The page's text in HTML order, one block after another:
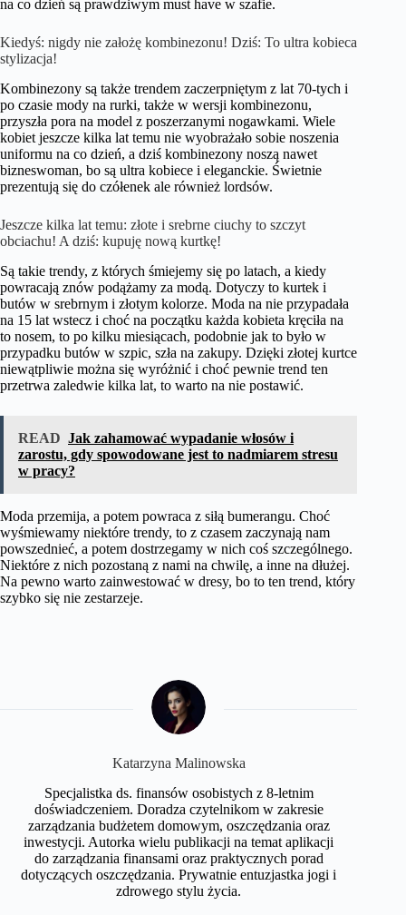
na co dzień są prawdziwym must have w szafie.
Kiedyś: nigdy nie założę kombinezonu! Dziś: To ultra kobieca
stylizacja!
Kombinezony są także trendem zaczerpniętym z lat 70-tych i
po czasie mody na rurki, także w wersji kombinezonu,
przyszła pora na model z poszerzanymi nogawkami. Wiele
kobiet jeszcze kilka lat temu nie wyobrażało sobie noszenia
uniformu na co dzień, a dziś kombinezony noszą nawet
bizneswoman, bo są ultra kobiece i eleganckie. Świetnie
prezentują się do czółenek ale również lordsów.
Jeszcze kilka lat temu: złote i srebrne ciuchy to szczyt
obciachu! A dziś: kupuję nową kurtkę!
Są takie trendy, z których śmiejemy się po latach, a kiedy
powracają znów podążamy za modą. Dotyczy to kurtek i
butów w srebrnym i złotym kolorze. Moda na nie przypadała
na 15 lat wstecz i choć na początku każda kobieta kręciła na
to nosem, to po kilku miesiącach, podobnie jak to było w
przypadku butów w szpic, szła na zakupy. Dzięki złotej kurtce
niewątpliwie można się wyróżnić i choć pewnie trend ten
przetrwa zaledwie kilka lat, to warto na nie postawić.
READ Jak zahamować wypadanie włosów i
zarostu, gdy spowodowane jest to nadmiarem stresu
w pracy?
Moda przemija, a potem powraca z siłą bumerangu. Choć
wyśmiewamy niektóre trendy, to z czasem zaczynają nam
powszednieć, a potem dostrzegamy w nich coś szczególnego.
Niektóre z nich pozostaną z nami na chwilę, a inne na dłużej.
Na pewno warto zainwestować w dresy, bo to ten trend, który
szybko się nie zestarzeje.
Katarzyna Malinowska
Specjalistka ds. finansów osobistych z 8-letnim
doświadczeniem. Doradza czytelnikom w zakresie
zarządzania budżetem domowym, oszczędzania oraz
inwestycji. Autorka wielu publikacji na temat aplikacji
do zarządzania finansami oraz praktycznych porad
dotyczących oszczędzania. Prywatnie entuzjastka jogi i
zdrowego stylu życia.